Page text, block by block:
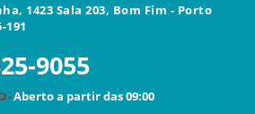
1423 Sala 203, Bom Fim - Porto
191
9055
-Aberto a partir das09:00